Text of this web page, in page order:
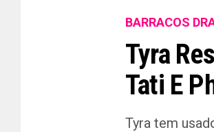
BARRACOS
Tyra
Tati E
Tyra tem